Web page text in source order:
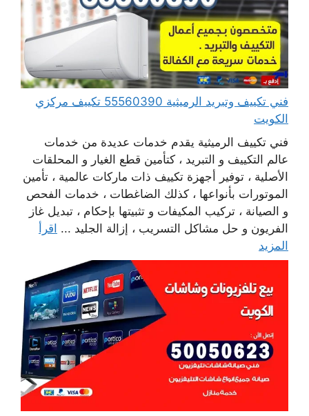
فني تكييف وتبريد الرميثية 55560390 تكييف مركزي
الكويت
فني تكييف الرميثية يقدم خدمات عديدة من خدمات
عالم التكييف و التبريد ، كتأمين قطع الغيار و المحلقات
الأصلية ، توفير أجهزة تكييف ذات ماركات عالمية ، تأمين
الموتورات بأنواعها ، كذلك الضاغطات ، خدمات الفحص
و الصيانة ، تركيب المكيفات و تثبيتها بإحكام ، تبديل غاز
الفريون و حل مشاكل التسريب ، إزالة الجليد ... اقرأ
المزيد